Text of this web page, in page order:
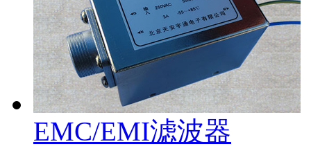
EMC/EMI滤波器